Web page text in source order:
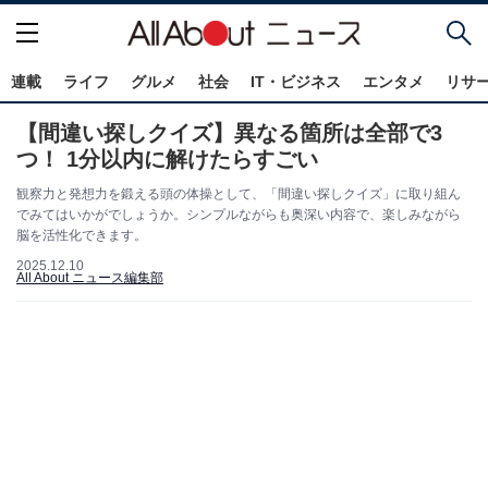
連載 ライフ グルメ 社会 IT・ビジネス エンタメ リサ
【間違い探しクイズ】異なる箇所は全部で3
つ！ 1分以内に解けたらすごい
観察力と発想力を鍛える頭の体操として、「間違い探しクイズ」に取り組ん
でみてはいかがでしょうか。シンプルながらも奥深い内容で、楽しみながら
脳を活性化できます。
2025.12.10
All About ニュース編集部